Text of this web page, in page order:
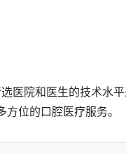
位的口腔医疗服务。